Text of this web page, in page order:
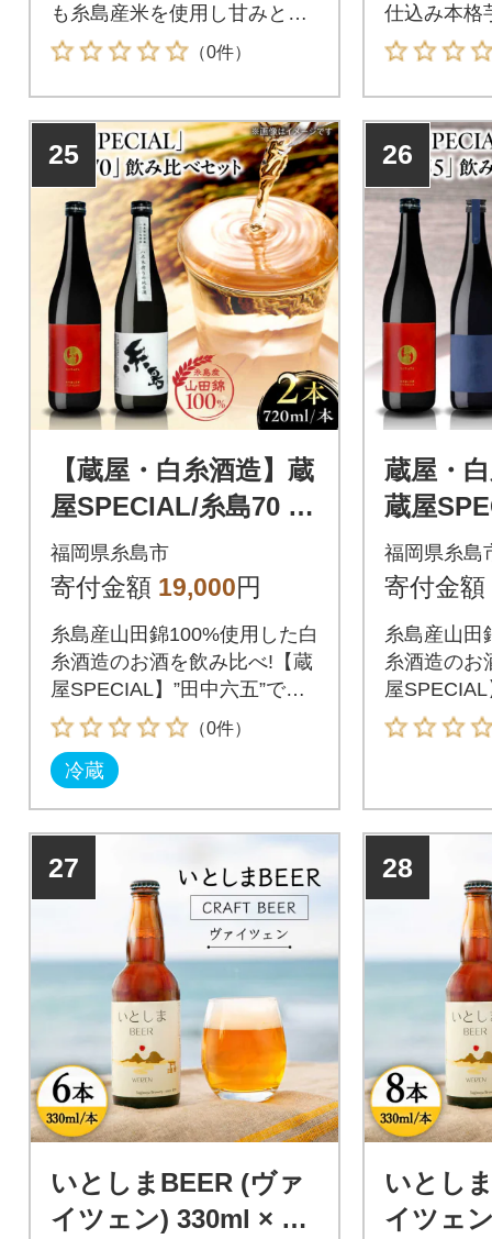
も糸島産米を使用し甘みとコ
クがあり、やわらかい飲み口
の芋焼酎です。【配送期日】
準備が整い次第、順次発送
【内容量・規格等】1.8L×6本
【地場産品基準該当理由】区
域内で生産されたさつまい
も・酒米が原材料の50%以上
を占めるため。
（0件）
仕込み本格
として飲み
宇美町、宇
ある酒造会
酎」は、
評会「県知
る実力の
料となる芋
は糸島産
25
【蔵屋・白糸酒造】蔵
屋SPECIAL/糸島70 純
米酒 飲み比べセット
[AUA031]
福岡県糸島市
寄付金額 19,000円
糸島産山田錦100%使用した白
糸酒造のお酒を飲み比べ!【蔵
屋SPECIAL】”田中六五”でお
馴染みの白糸酒造で造られた
『蔵屋SPECIAL』穏やかな香
りとすっきりとした飲み口で
洋・中に合う食中酒です。
（0件）
冷蔵
26
蔵屋・
蔵屋
純米吟
A032]
福岡県糸島
寄付金額
糸島産山田
糸酒造のお
屋SPECIAL
馴染みの白
『蔵屋
洋・中に合
27
いとしまBEER (ヴァ
イツェン) 330ml × 6
28
いとし
イツェ